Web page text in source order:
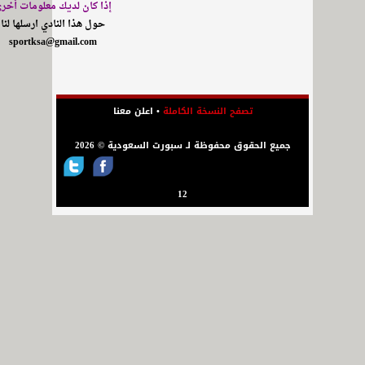
إذا كان لديك معلومات
حول هذا النادي ارسلها لنا
sportksa@gmail.com
تصفح النسخة الكاملة• اعلن معنا
جميع الحقوق محفوظة لـ سبورت السعودية © 2026
12